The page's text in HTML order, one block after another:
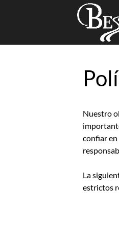
Nuestro
confiar en
La
estrictos